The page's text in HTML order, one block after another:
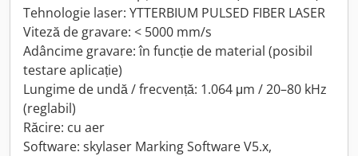
Tehnologie laser: YTTERBIUM PULSED FIBER LASER
Viteză de gravare: < 5000 mm/s
Adâncime gravare: în funcție de material (posibil
testare aplicație)
Lungime de undă / frecvență: 1.064 μm / 20–80 kHz
(reglabil)
Răcire: cu aer
Software: skylaser Marking Software V5.x,